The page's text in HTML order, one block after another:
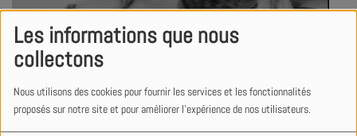
Les informations que nous
collectons
Nous utilisons des cookies pour fournir les services et les fonctionnalités
proposés sur notre site et pour améliorer l'expérience de nos utilisateurs.